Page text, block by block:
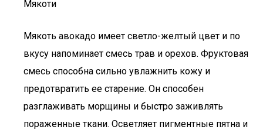
Мякоти
Мякоть авокадо имеет светло-желтый цвет и по
вкусу напоминает смесь трав и орехов. Фруктовая
смесь способна сильно увлажнить кожу и
предотвратить ее старение. Он способен
разглаживать морщины и быстро заживлять
пораженные ткани. Осветляет пигментные пятна и